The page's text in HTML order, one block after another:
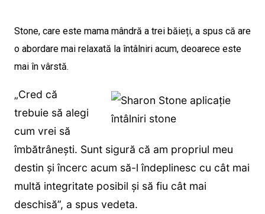
Stone, care este mama mândră a trei băieți, a spus că are
o abordare mai relaxată la întâlniri acum, deoarece este
mai în vârstă.
„Cred că
trebuie să alegi
cum vrei să
îmbătrânești. Sunt sigură că am propriul meu
destin și încerc acum să-l îndeplinesc cu cât mai
multă integritate posibil și să fiu cât mai
deschisă”, a spus vedeta.